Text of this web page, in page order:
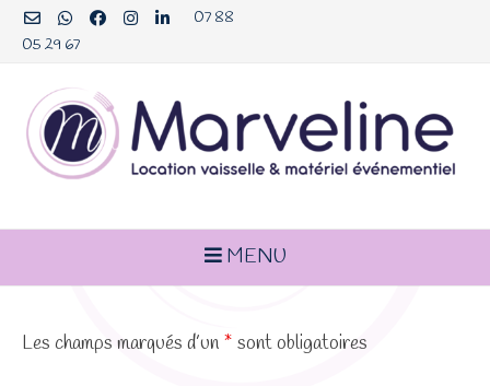
Aller
07 88
05 29 67
MENU
Les champs marqués d’un * sont obligatoires